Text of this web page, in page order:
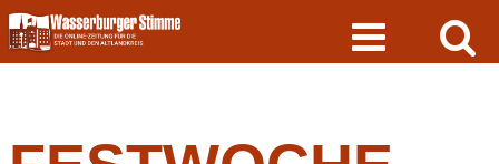
Skip
to
content